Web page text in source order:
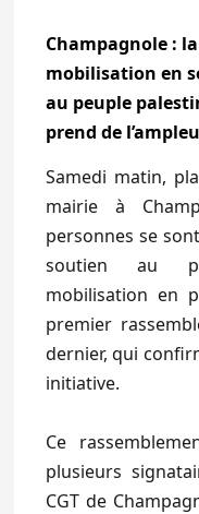
Champagnole : la
mobilisation en
au peuple
prend de
Samedi matin,
mairie à
personnes se
soutien au
mobilisation en
premier
dernier, qui
initiative.
Ce
plusieurs
CGT de